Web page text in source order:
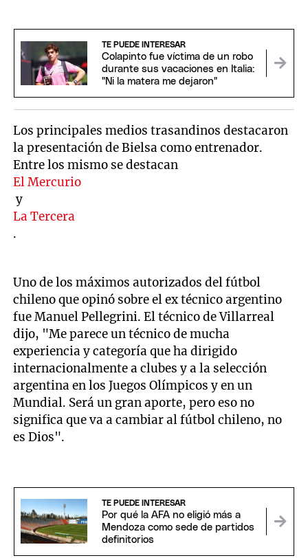
TE PUEDE INTERESAR
Colapinto fue víctima de un robo
durante sus vacaciones en Italia:
"Ni la matera me dejaron"
Los principales medios trasandinos destacaron
la presentación de Bielsa como entrenador.
Entre los mismo se destacan
El Mercurio
y
La Tercera
.
Uno de los máximos autorizados del fútbol
chileno que opinó sobre el ex técnico argentino
fue Manuel Pellegrini. El técnico de Villarreal
dijo, "Me parece un técnico de mucha
experiencia y categoría que ha dirigido
internacionalmente a clubes y a la selección
argentina en los Juegos Olímpicos y en un
Mundial. Será un gran aporte, pero eso no
significa que va a cambiar al fútbol chileno, no
es Dios".
TE PUEDE INTERESAR
Por qué la AFA no eligió más a
Mendoza como sede de partidos
definitorios